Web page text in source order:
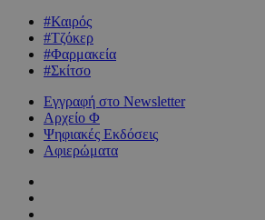
#Καιρός
#Τζόκερ
#Φαρμακεία
#Σκίτσο
Εγγραφή στο Newsletter
Αρχείο Φ
Ψηφιακές Εκδόσεις
Αφιερώματα